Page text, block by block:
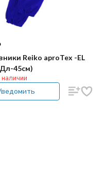
Reiko aproTex -EL
45см)